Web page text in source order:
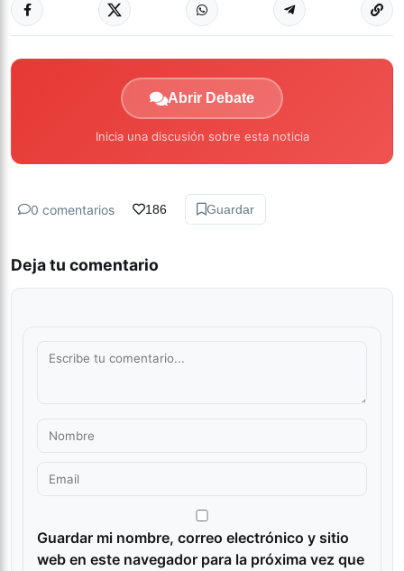
Abrir Debate
Inicia una discusión sobre esta noticia
0 comentarios 186 Guardar
Deja tu comentario
Guardar mi nombre, correo electrónico y sitio
web en este navegador para la próxima vez que